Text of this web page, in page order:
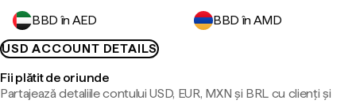
BBD în AED
BBD în AMD
USD ACCOUNT DETAILS
Fii plătit de oriunde
Partajează detaliile contului USD, EUR, MXN și BRL cu clienți și